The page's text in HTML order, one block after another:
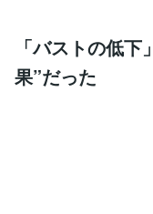
「バストの低
果”だった